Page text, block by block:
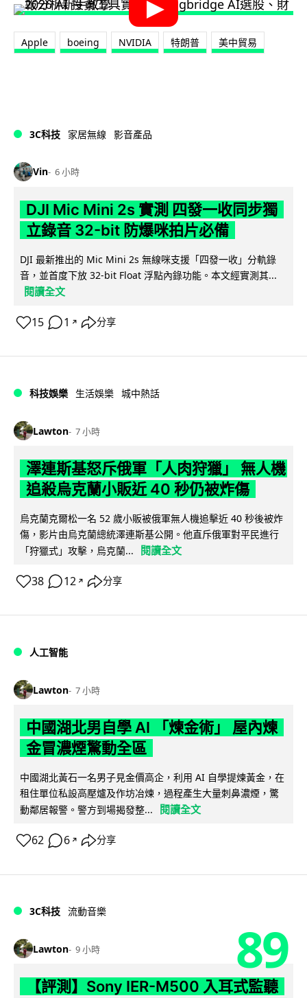
Apple boeing NVIDIA 特朗普 美中貿易
3C科技 家居無線 影音產品
Vin 6 小時
DJI Mic Mini 2s 實測 四發一收同步獨
立錄音 32-bit 防爆咪拍片必備
DJI 最新推出的 Mic Mini 2s 無線咪支援「四發一收」分軌錄
音，並首度下放 32-bit Float 浮點內錄功能。本文經實測其...
閱讀全文
15 1 ↗ 分享
科技娛樂 生活娛樂 城中熱話
Lawton 7 小時
澤連斯基怒斥俄軍「人肉狩獵」 無人機
追殺烏克蘭小販近 40 秒仍被炸傷
烏克蘭克爾松一名 52 歲小販被俄軍無人機追擊近 40 秒後被炸
傷，影片由烏克蘭總統澤連斯基公開。他直斥俄軍對平民進行
「狩獵式」攻擊，烏克蘭...
閱讀全文
38 12 ↗ 分享
人工智能
Lawton 7 小時
中國湖北男自學 AI 「煉金術」 屋內煉
金冒濃煙驚動全區
中國湖北黃石一名男子見金價高企，利用 AI 自學提煉黃金，在
租住單位私設高壓爐及作坊冶煉，過程產生大量刺鼻濃煙，驚
動鄰居報警。警方到場揭發整...
閱讀全文
62 6 ↗ 分享
3C科技 流動音樂
Lawton 9 小時 89
【評測】Sony IER-M500 入耳式監聽